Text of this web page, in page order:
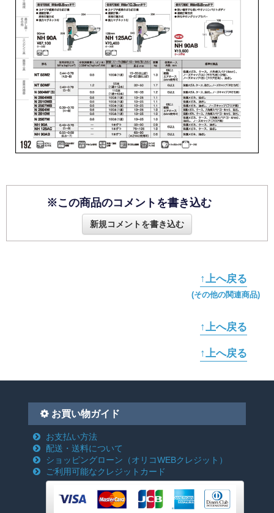
※この商品のコメントを書き込む
新規コメントを書き込む
↑上へ戻る
(その他の関連商品)
↑上へ戻る
↑上へ戻る
お買い物ガイド
お支払い方法
配送・送料について
ショッピングローン （オリコWEBクレジット）
ご利用可能なクレジットカード